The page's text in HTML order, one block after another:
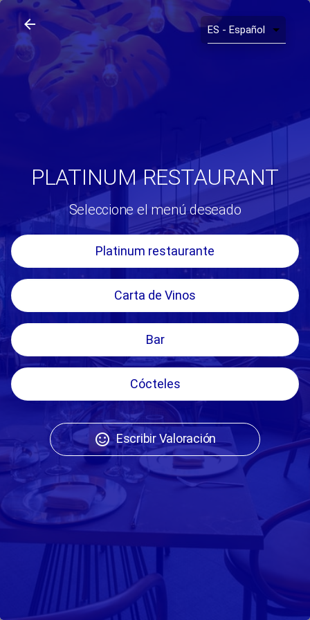
arrow_back Platinum Restaurant search home
arrow_back
PLATINUM RESTAURANT
Seleccione el menú deseado
Platinum restaurante
Carta de Vinos
Bar
Cócteles
sentiment_satisfied Escribir Valoración